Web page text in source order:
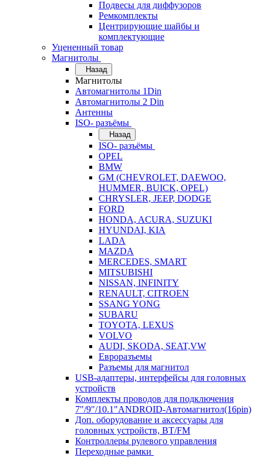
Подвесы для диффузоров
Ремкомплекты
Центрирующие шайбы и
комплектующие
Уцененный товар
Магнитолы
Назад
Магнитолы
Автомагнитолы 1Din
Автомагнитолы 2 Din
Антенны
ISO- разъёмы
Назад
ISO- разъёмы
OPEL
BMW
GM (CHEVROLET, DAEWOO,
HUMMER, BUICK, OPEL)
CHRYSLER, JEEP, DODGE
FORD
HONDA, ACURA, SUZUKI
HYUNDAI, KIA
LADA
MAZDA
MERCEDES, SMART
MITSUBISHI
NISSAN, INFINITY
RENAULT, CITROEN
SSANG YONG
SUBARU
TOYOTA, LEXUS
VOLVO
AUDI, SKODA, SEAT,VW
Евроразъемы
Разъемы для магнитол
USB-адаптеры, интерфейсы для головных
устройств
Комплекты проводов для подключения
7"/9"/10.1"ANDROID-Автомагнитол(16pin)
Доп. оборудование и аксессуары для
головных устройств, BT/FM
Контроллеры рулевого управления
Переходные рамки